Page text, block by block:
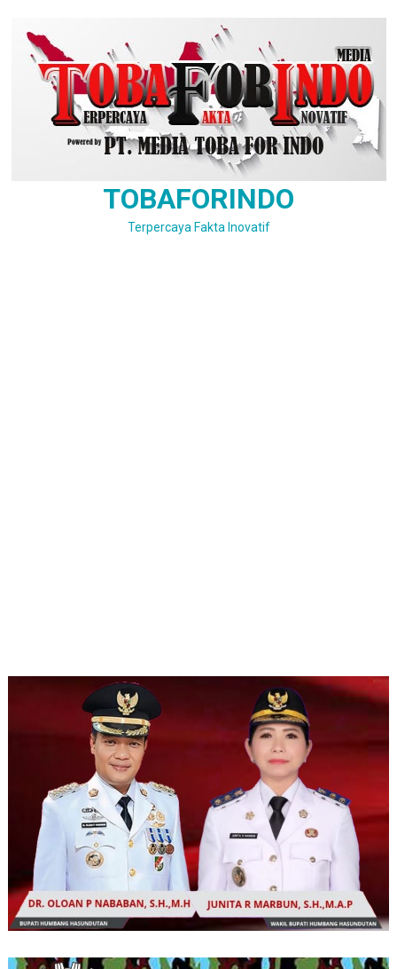
content
TOBAFORINDO
Terpercaya Fakta Inovatif